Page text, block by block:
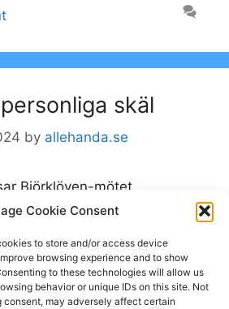
Cookie Consent
to store and/or access device
browsing experience and to show
to these technologies will allow us
behavior or unique IDs on this site. Not
may adversely affect certain
skäl
by allehanda.se
Björklöven-mötet.